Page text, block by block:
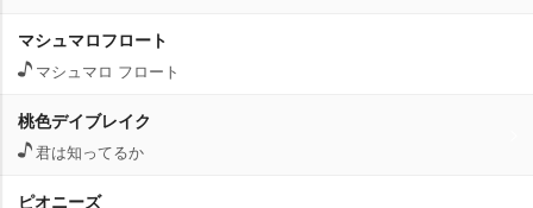
マシュマロフロート
マシュマロ フロート
桃色デイブレイク
君は知ってるか
ピオニーズ